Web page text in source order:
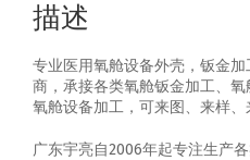
描述
专业医用氧舱设备外壳，钣金
商，承接各类氧舱钣金加工、氧
氧舱设备加工，可来图、来样、
广东宇亮自2006年起专注生产